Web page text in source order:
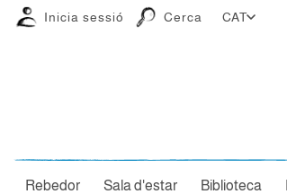
Inicia sessió Cerca CAT
Rebedor Sala d'estar Biblioteca